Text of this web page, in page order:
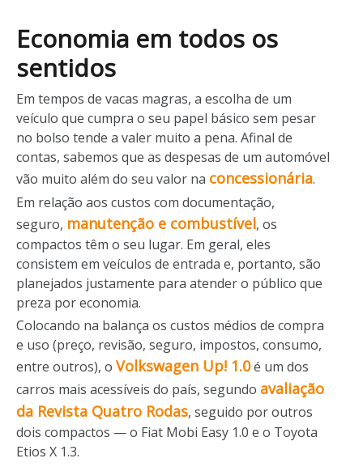
Economia em todos os
sentidos
Em tempos de vacas magras, a escolha de um
veículo que cumpra o seu papel básico sem pesar
no bolso tende a valer muito a pena. Afinal de
contas, sabemos que as despesas de um automóvel
vão muito além do seu valor na concessionária.
Em relação aos custos com documentação,
seguro, manutenção e combustível, os
compactos têm o seu lugar. Em geral, eles
consistem em veículos de entrada e, portanto, são
planejados justamente para atender o público que
preza por economia.
Colocando na balança os custos médios de compra
e uso (preço, revisão, seguro, impostos, consumo,
entre outros), o Volkswagen Up! 1.0é um dos
carros mais acessíveis do país, segundo avaliação
da Revista Quatro Rodas, seguido por outros
dois compactos — o Fiat Mobi Easy 1.0 e o Toyota
Etios X 1.3.